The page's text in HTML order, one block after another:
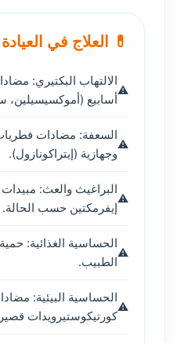
💊 العلاج في
أسابيع (أموكسيسيلين،
السعفة: مضادات
وجهازية (إيتراكونازول).
البراغيث والعث:
إيفرمكتين حسب الحالة.
الحساسية الغذائية:
الطبيب.
الحساسية البيئية:
كورتيكوستيرويدات